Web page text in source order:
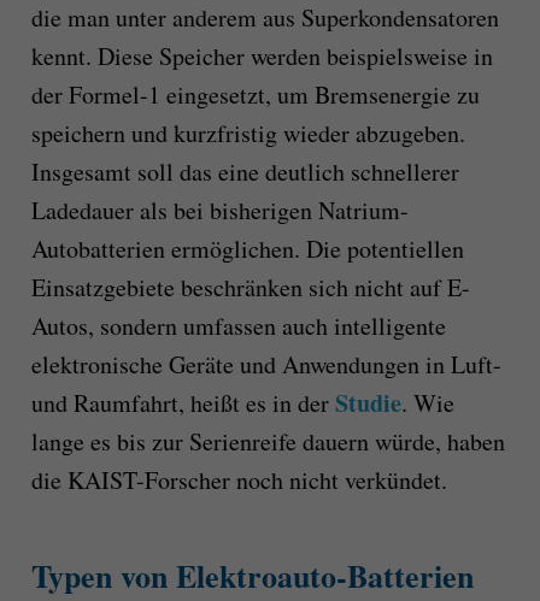
die man unter anderem aus Superkondensatoren
kennt. Diese Speicher werden beispielsweise in
der Formel-1 eingesetzt, um Bremsenergie zu
speichern und kurzfristig wieder abzugeben.
Insgesamt soll das eine deutlich schnellerer
Ladedauer als bei bisherigen Natrium-
Autobatterien ermöglichen. Die potentiellen
Einsatzgebiete beschränken sich nicht auf E-
Autos, sondern umfassen auch intelligente
elektronische Geräte und Anwendungen in Luft-
und Raumfahrt, heißt es in derStudie. Wie
lange es bis zur Serienreife dauern würde, haben
die KAIST-Forscher noch nicht verkündet.
Typenvon Elektroauto-Batterien